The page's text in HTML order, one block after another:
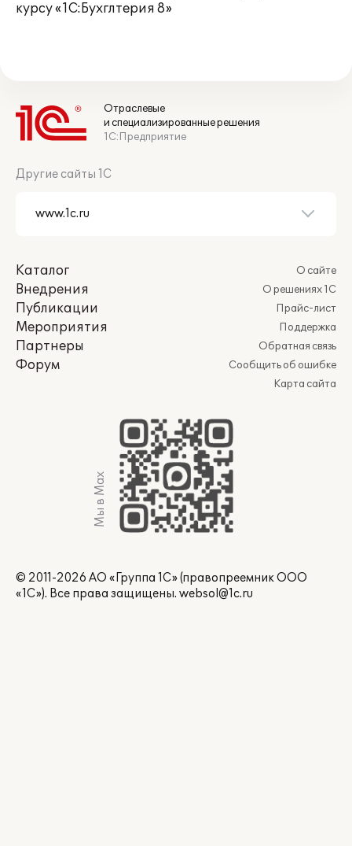
курсу «1С:Бухглтерия 8»
Отраслевые
и специализированные решения
1С:Предприятие
Другие сайты 1С
Каталог
Внедрения
Публикации
Мероприятия
Партнеры
Форум
О сайте
О решениях 1С
Прайс-лист
Поддержка
Обратная связь
Сообщить об ошибке
Карта сайта
Мы в Max
© 2011-2026 АО «Группа 1С» (правопреемник ООО
«1С»). Все права защищены. websol@1c.ru